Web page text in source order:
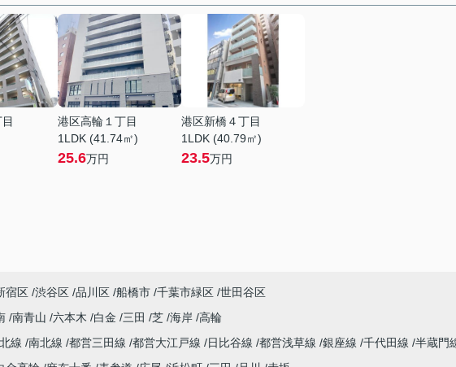
港区高輪１丁目
1LDK (41.74㎡)
25.6万円
港区新橋４丁目
1LDK (40.79㎡)
23.5万円
宿区 渋谷区 品川区 船橋市 千葉市緑区 世田谷区
南青山 六本木 白金 三田 芝 海岸 高輪
線 南北線 都営三田線 都営大江戸線 日比谷線 都営浅草線 銀座線 千代田線 半蔵門